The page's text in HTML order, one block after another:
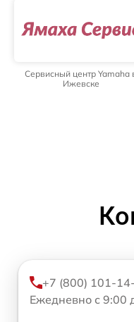
Сервисный центр Yamaha
Ижевске
+7 (800) 101-
Ежедневно с 9:00